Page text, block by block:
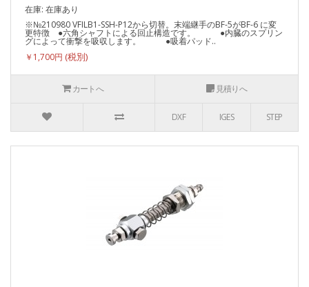
在庫: 在庫あり
※№210980 VFILB1-SSH-P12から切替。末端継手のBF-5がBF-6 に変
更特徴 ●六角シャフトによる回止構造です。 ●内臓のスプリン
グによって衝撃を吸収します。 ●吸着パッド..
￥1,700円
カートへ 見積りへ
DXF IGES STEP